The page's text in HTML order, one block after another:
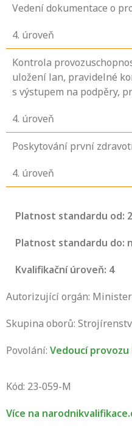
Vedení dokumentace o
4. úroveň
Kontrola
uložení lan, pravidelné
s výstupem na podpěry,
4. úroveň
Poskytování první
4. úroveň
Platnost standardu od:
Platnost standardu do:
Kvalifikační úroveň: 4
Autorizující orgán:
Skupina oborů:
Povolání: Vedoucí
Kód: 23-059-M
Více na
Víte, jaké